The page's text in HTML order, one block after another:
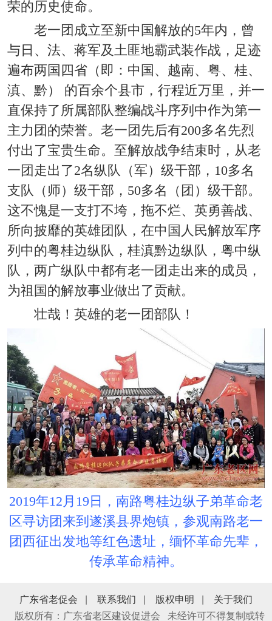
荣的历史使命。
老一团成立至新中国解放的5年内，曾
与日、法、蒋军及土匪地霸武装作战，足迹
遍布两国四省（即：中国、越南、粤、桂、
滇、黔） 的百余个县市，行程近万里，并一
直保持了所属部队整编战斗序列中作为第一
主力团的荣誉。老一团先后有200多名先烈
付出了宝贵生命。至解放战争结束时，从老
一团走出了2名纵队（军）级干部，10多名
支队（师）级干部，50多名（团）级干部。
这不愧是一支打不垮，拖不烂、英勇善战、
所向披靡的英雄团队，在中国人民解放军序
列中的粤桂边纵队，桂滇黔边纵队，粤中纵
队，两广纵队中都有老一团走出来的成员，
为祖国的解放事业做出了贡献。
壮哉！英雄的老一团部队！
2019年12月19日，南路粤桂边纵子弟革命老
区寻访团来到遂溪县界炮镇，参观南路老一
团西征出发地等红色遗址，缅怀革命先辈，
传承革命精神。
广东省老促会 联系我们 版权申明
关于我们
版权所有：广东省老区建设促进会 未经许可不得复制或转